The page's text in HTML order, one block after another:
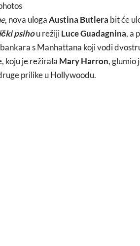
, nova ulogaAustina Butlera bit će
psihou režijiLuce Guadagnina, a
s Manhattana koji vodi
koju je režirala Mary Harron, glumio
prilike u Hollywoodu.